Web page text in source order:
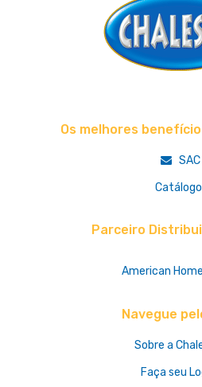
Os melhores
SAC
Catálogo
Parceiro
American
Navegue
Sobre a
Faça seu